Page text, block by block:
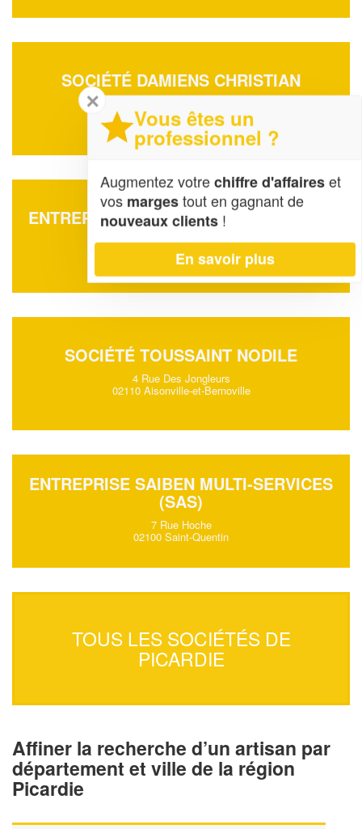
SOCIÉTÉ DAMIENS CHRISTIAN
02680 Dallon
ENTREPRISE DEVAUCHELLE ANTHONY
115 Rue Henri Barbusse
80450 Camon
SOCIÉTÉ TOUSSAINT NODILE
4 Rue Des Jongleurs
02110 Aisonville-et-Bernoville
ENTREPRISE SAIBEN MULTI-SERVICES
(SAS)
7 Rue Hoche
02100 Saint-Quentin
TOUS LES SOCIÉTÉS DE
PICARDIE
Affiner la recherche d’un artisan par
département et ville de la région
Picardie
✕
Vous êtes un
professionnel ?
Augmentez votrechiffre d'affaireset
vos margestout en gagnant de
nouveaux clients !
En savoir plus